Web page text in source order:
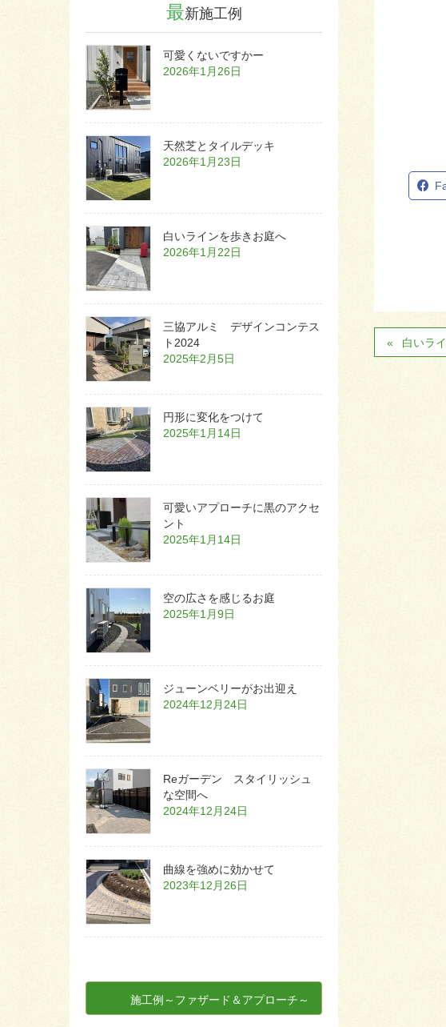
白いラ
最新施工例
可愛くないですかー
2026年1月26日
天然芝とタイルデッキ
2026年1月23日
白いラインを歩きお庭へ
2026年1月22日
三協アルミ デザインコンテス
ト2024
2025年2月5日
円形に変化をつけて
2025年1月14日
可愛いアプローチに黒のアクセ
ント
2025年1月14日
空の広さを感じるお庭
2025年1月9日
ジューンベリーがお出迎え
2024年12月24日
Reガーデン スタイリッシュ
な空間へ
2024年12月24日
曲線を強めに効かせて
2023年12月26日
施工例～ファザード＆アプローチ～